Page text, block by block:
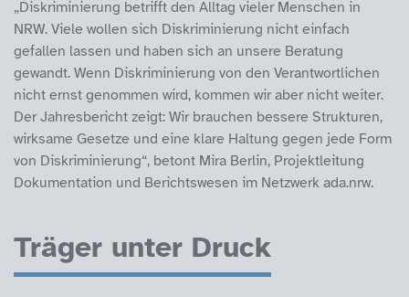
„Diskriminierung betrifft den Alltag vieler Menschen in
NRW. Viele wollen sich Diskriminierung nicht einfach
gefallen lassen und haben sich an unsere Beratung
gewandt. Wenn Diskriminierung von den Verantwortlichen
nicht ernst genommen wird, kommen wir aber nicht weiter.
Der Jahresbericht zeigt: Wir brauchen bessere Strukturen,
wirksame Gesetze und eine klare Haltung gegen jede Form
von Diskriminierung“, betont Mira Berlin, Projektleitung
Dokumentation und Berichtswesen im Netzwerk ada.nrw.
Träger unter Druck